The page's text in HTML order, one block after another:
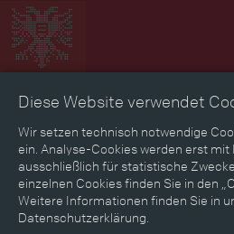
Zeitbild Zeitreise
Mediathek Textmodus
Medium
Diese Website verwendet
Wir setzen technisch notwendige
ein. Analyse-Cookies werden erst
ausschließlich für statistische
einzelnen Cookies finden Sie in den
Weitere Informationen finden Sie in
Datenschutzerklärung.